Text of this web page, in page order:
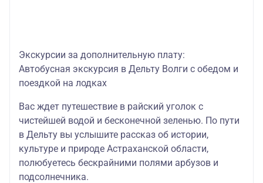
Экскурсии за дополнительную плату:
Автобусная экскурсия в Дельту Волги с обедом и
поездкой на лодках
Вас ждет путешествие в райский уголок с
чистейшей водой и бесконечной зеленью. По пути
в Дельту вы услышите рассказ об истории,
культуре и природе Астраханской области,
полюбуетесь бескрайними полями арбузов и
подсолнечника.